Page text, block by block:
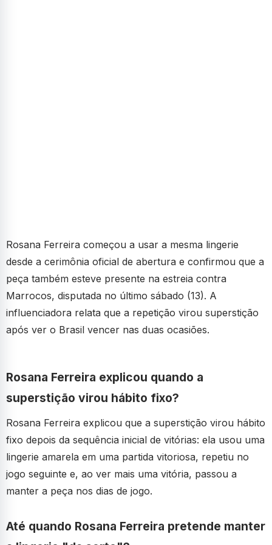
Rosana Ferreira começou a usar a mesma lingerie
desde a cerimônia oficial de abertura e confirmou que a
peça também esteve presente na estreia contra
Marrocos, disputada no último sábado (13). A
influenciadora relata que a repetição virou superstição
após ver o Brasil vencer nas duas ocasiões.
Rosana Ferreira explicou quando a
superstição virou hábito fixo?
Rosana Ferreira explicou que a superstição virou hábito
fixo depois da sequência inicial de vitórias: ela usou uma
lingerie amarela em uma partida vitoriosa, repetiu no
jogo seguinte e, ao ver mais uma vitória, passou a
manter a peça nos dias de jogo.
Até quando Rosana Ferreira pretende manter